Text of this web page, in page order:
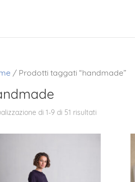
/ Prodotti taggati “handmade”
di 1-9 di 51 risultati